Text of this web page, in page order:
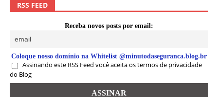
RSS FEED
Receba novos posts por email:
Coloque nosso domínio na Whitelist @minutodaseguranca.blog.br
Assinando este RSS Feed você aceita os termos de privacidade
do Blog